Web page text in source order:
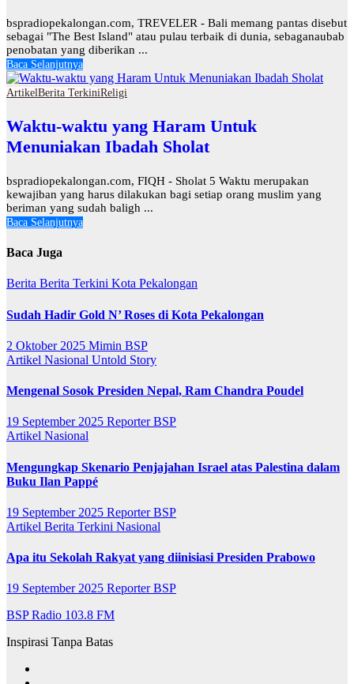
bspradiopekalongan.com, TREVELER - Bali memang pantas disebut
sebagai "The Best Island" atau pulau terbaik di dunia, sebaganaubab
penobatan yang diberikan ...
Baca Selanjutnya
ArtikelBerita TerkiniReligi
Waktu-waktu yang Haram Untuk
Menuniakan Ibadah Sholat
bspradiopekalongan.com, FIQH - Sholat 5 Waktu merupakan
kewajiban yang harus dilakukan bagi setiap orang muslim yang
beriman yang sudah baligh ...
Baca Selanjutnya
Baca Juga
Berita Berita Terkini Kota Pekalongan
Sudah Hadir Gold N’ Roses di Kota Pekalongan
2 Oktober 2025 Mimin BSP
Artikel Nasional Untold Story
Mengenal Sosok Presiden Nepal, Ram Chandra Poudel
19 September 2025 Reporter BSP
Artikel Nasional
Mengungkap Skenario Penjajahan Israel atas Palestina dalam
Buku Ilan Pappé
19 September 2025 Reporter BSP
Artikel Berita Terkini Nasional
Apa itu Sekolah Rakyat yang diinisiasi Presiden Prabowo
19 September 2025 Reporter BSP
BSP Radio 103.8 FM
Inspirasi Tanpa Batas